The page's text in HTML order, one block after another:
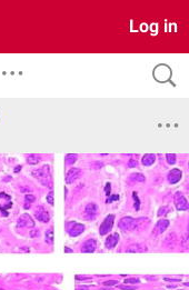
Log in